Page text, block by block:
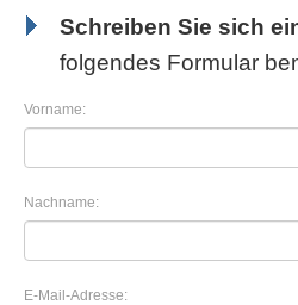
Schreiben Sie sich
folgendes Formular
Vorname:
Nachname:
E-Mail-Adresse: